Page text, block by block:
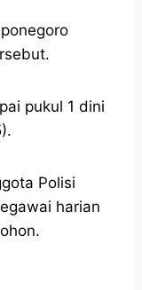
pukul 1 dini
Polisi
harian